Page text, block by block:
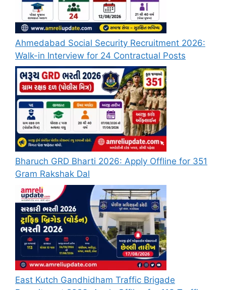
Ahmedabad Social Security Recruitment 2026:
Walk-in Interview for 24 Contractual Posts
Bharuch GRD Bharti 2026: Apply Offline for 351
Gram Rakshak Dal
East Kutch Gandhidham Traffic Brigade